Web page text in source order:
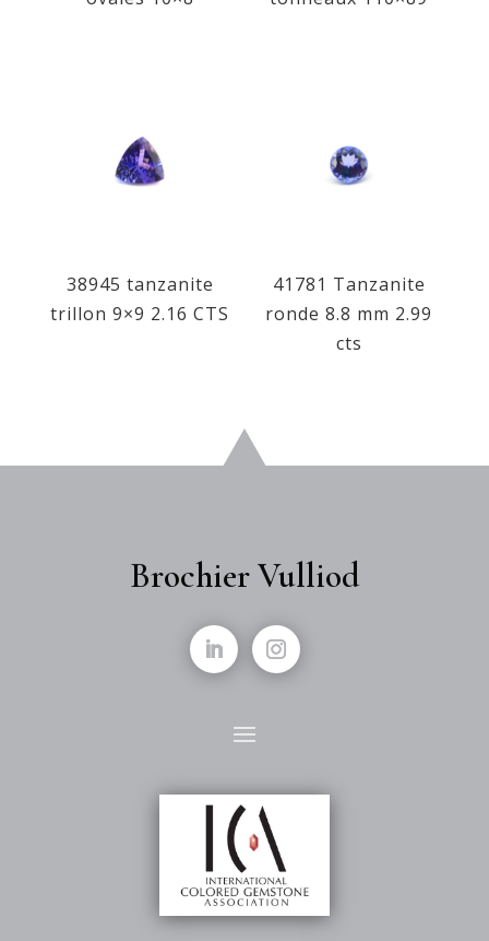
38945 tanzanite
trillon 9×9 2.16 CTS
41781 Tanzanite
ronde 8.8 mm 2.99
cts
Brochier Vulliod